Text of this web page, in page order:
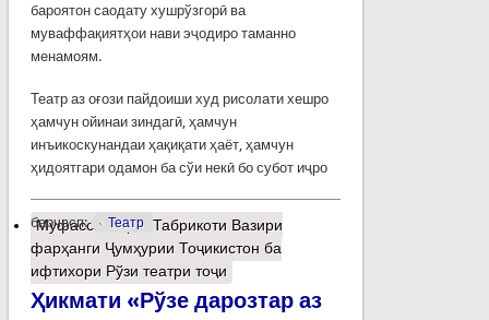
бароятон саодату хушрўзгорӣ ва
муваффақиятҳои нави эҷодиро таманно
менамоям.
Театр аз оғози пайдоиши худ рисолати хешро
ҳамчун ойинаи зиндагӣ, ҳамчун
инъикоскунандаи ҳақиқати ҳаёт, ҳамчун
ҳидоятгари одамон ба сўи некӣ бо субот иҷро
барчасп: Театр
Муфассалтаро Табрикоти Вазири
фарҳанги Ҷумҳурии Тоҷикистон ба
ифтихори Рўзи театри тоҷи
Ҳикмати «Рўзе дарозтар аз